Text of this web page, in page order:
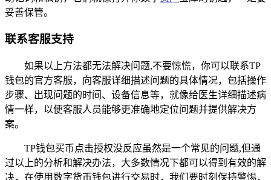
妥善保管。
联系客服支持
如果以上方法都无法解决问题,不要惊慌，你可以联系TP
钱包的官方客服，向客服详细描述问题的具体情况，包括操作
步骤、出现问题的时间、设备信息等，就像给医生详细描述病
情一样，以便客服人员能够更准确地定位问题并提供解决方
案。
TP钱包买币点击授权没反应虽然是一个常见的问题,但通
过以上的分析和解决办法，大多数情况下都可以得到有效的解
决，在使用数字货币钱包进行交易时，我们要时刻保持警惕，